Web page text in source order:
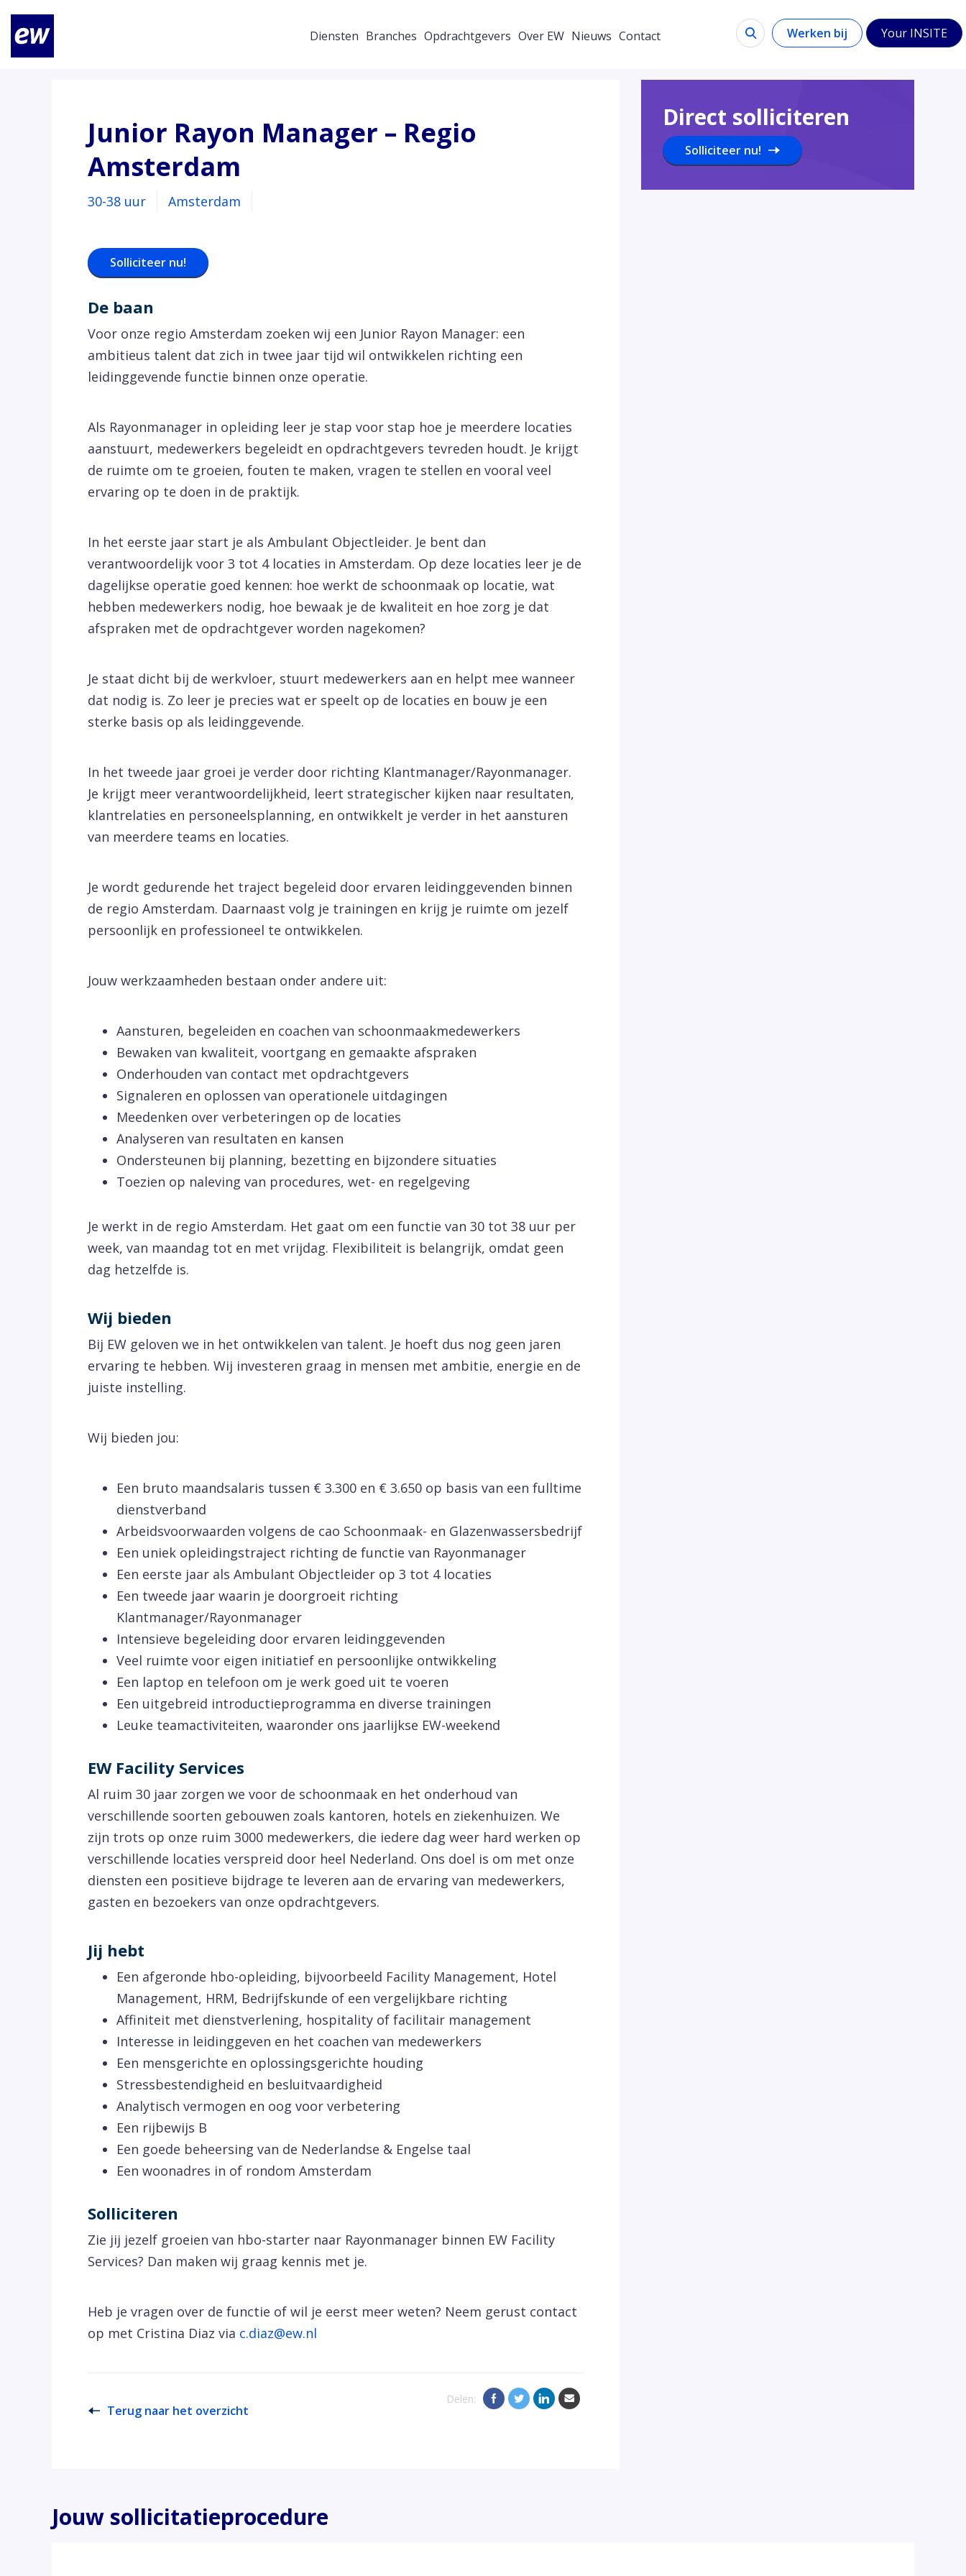
Diensten Branches Opdrachtgevers Over EW Nieuws Contact Werken bij Your INSITE
Junior Rayon Manager – Regio
Amsterdam
30-38 uur Amsterdam
Solliciteer nu!
De baan
Voor onze regio Amsterdam zoeken wij een Junior Rayon Manager: een
ambitieus talent dat zich in twee jaar tijd wil ontwikkelen richting een
leidinggevende functie binnen onze operatie.
Als Rayonmanager in opleiding leer je stap voor stap hoe je meerdere locaties
aanstuurt, medewerkers begeleidt en opdrachtgevers tevreden houdt. Je krijgt
de ruimte om te groeien, fouten te maken, vragen te stellen en vooral veel
ervaring op te doen in de praktijk.
In het eerste jaar start je als Ambulant Objectleider. Je bent dan
verantwoordelijk voor 3 tot 4 locaties in Amsterdam. Op deze locaties leer je de
dagelijkse operatie goed kennen: hoe werkt de schoonmaak op locatie, wat
hebben medewerkers nodig, hoe bewaak je de kwaliteit en hoe zorg je dat
afspraken met de opdrachtgever worden nagekomen?
Je staat dicht bij de werkvloer, stuurt medewerkers aan en helpt mee wanneer
dat nodig is. Zo leer je precies wat er speelt op de locaties en bouw je een
sterke basis op als leidinggevende.
In het tweede jaar groei je verder door richting Klantmanager/Rayonmanager.
Je krijgt meer verantwoordelijkheid, leert strategischer kijken naar resultaten,
klantrelaties en personeelsplanning, en ontwikkelt je verder in het aansturen
van meerdere teams en locaties.
Je wordt gedurende het traject begeleid door ervaren leidinggevenden binnen
de regio Amsterdam. Daarnaast volg je trainingen en krijg je ruimte om jezelf
persoonlijk en professioneel te ontwikkelen.
Jouw werkzaamheden bestaan onder andere uit:
Aansturen, begeleiden en coachen van schoonmaakmedewerkers
Bewaken van kwaliteit, voortgang en gemaakte afspraken
Onderhouden van contact met opdrachtgevers
Signaleren en oplossen van operationele uitdagingen
Meedenken over verbeteringen op de locaties
Analyseren van resultaten en kansen
Ondersteunen bij planning, bezetting en bijzondere situaties
Toezien op naleving van procedures, wet- en regelgeving
Je werkt in de regio Amsterdam. Het gaat om een functie van 30 tot 38 uur per
week, van maandag tot en met vrijdag. Flexibiliteit is belangrijk, omdat geen
dag hetzelfde is.
Wij bieden
Bij EW geloven we in het ontwikkelen van talent. Je hoeft dus nog geen jaren
ervaring te hebben. Wij investeren graag in mensen met ambitie, energie en de
juiste instelling.
Wij bieden jou:
Een bruto maandsalaris tussen € 3.300 en € 3.650 op basis van een fulltime
dienstverband
Arbeidsvoorwaarden volgens de cao Schoonmaak- en Glazenwassersbedrijf
Een uniek opleidingstraject richting de functie van Rayonmanager
Een eerste jaar als Ambulant Objectleider op 3 tot 4 locaties
Een tweede jaar waarin je doorgroeit richting
Klantmanager/Rayonmanager
Intensieve begeleiding door ervaren leidinggevenden
Veel ruimte voor eigen initiatief en persoonlijke ontwikkeling
Een laptop en telefoon om je werk goed uit te voeren
Een uitgebreid introductieprogramma en diverse trainingen
Leuke teamactiviteiten, waaronder ons jaarlijkse EW-weekend
EW Facility Services
Al ruim 30 jaar zorgen we voor de schoonmaak en het onderhoud van
verschillende soorten gebouwen zoals kantoren, hotels en ziekenhuizen. We
zijn trots op onze ruim 3000 medewerkers, die iedere dag weer hard werken op
verschillende locaties verspreid door heel Nederland. Ons doel is om met onze
diensten een positieve bijdrage te leveren aan de ervaring van medewerkers,
gasten en bezoekers van onze opdrachtgevers.
Jij hebt
Een afgeronde hbo-opleiding, bijvoorbeeld Facility Management, Hotel
Management, HRM, Bedrijfskunde of een vergelijkbare richting
Affiniteit met dienstverlening, hospitality of facilitair management
Interesse in leidinggeven en het coachen van medewerkers
Een mensgerichte en oplossingsgerichte houding
Stressbestendigheid en besluitvaardigheid
Analytisch vermogen en oog voor verbetering
Een rijbewijs B
Een goede beheersing van de Nederlandse & Engelse taal
Een woonadres in of rondom Amsterdam
Solliciteren
Zie jij jezelf groeien van hbo-starter naar Rayonmanager binnen EW Facility
Services? Dan maken wij graag kennis met je.
Heb je vragen over de functie of wil je eerst meer weten? Neem gerust contact
op met Cristina Diaz via c.diaz@ew.nl
Terug naar het overzicht
Delen:
Direct solliciteren
Solliciteer nu!
Jouw sollicitatieprocedure